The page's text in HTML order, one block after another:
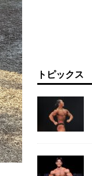
トピックス